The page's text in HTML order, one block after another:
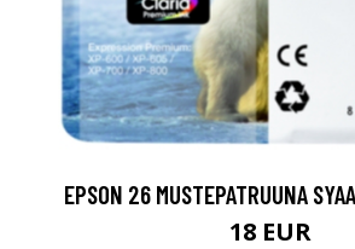
EPSON 26 MUSTEPATRUUNA
18 EUR